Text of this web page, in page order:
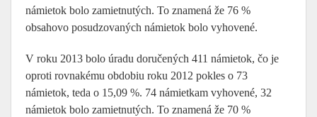
námietok bolo zamietnutých. To znamená že 76 %
obsahovo posudzovaných námietok bolo vyhovené.
V roku 2013 bolo úradu doručených 411 námietok, čo je
oproti rovnakému obdobiu roku 2012 pokles o 73
námietok, teda o 15,09 %. 74 námietkam vyhovené, 32
námietok bolo zamietnutých. To znamená že 70 %